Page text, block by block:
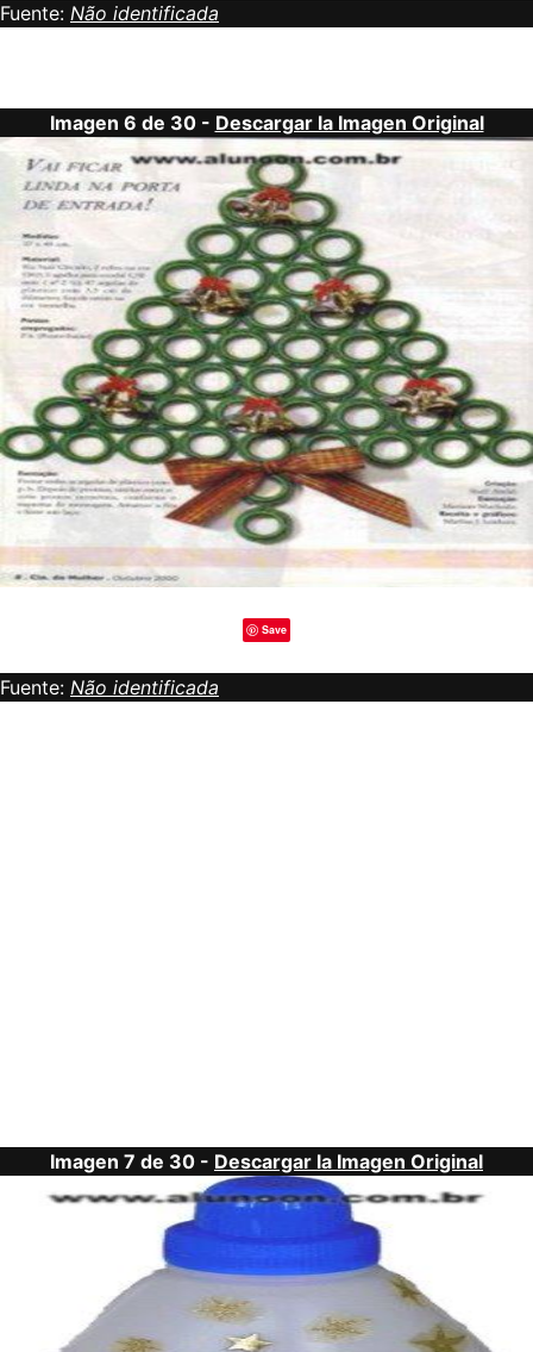
Fuente: Não identificada
Imagen 6 de 30 - Descargar la Imagen Original
Save
Fuente: Não identificada
Imagen 7 de 30 - Descargar la Imagen Original